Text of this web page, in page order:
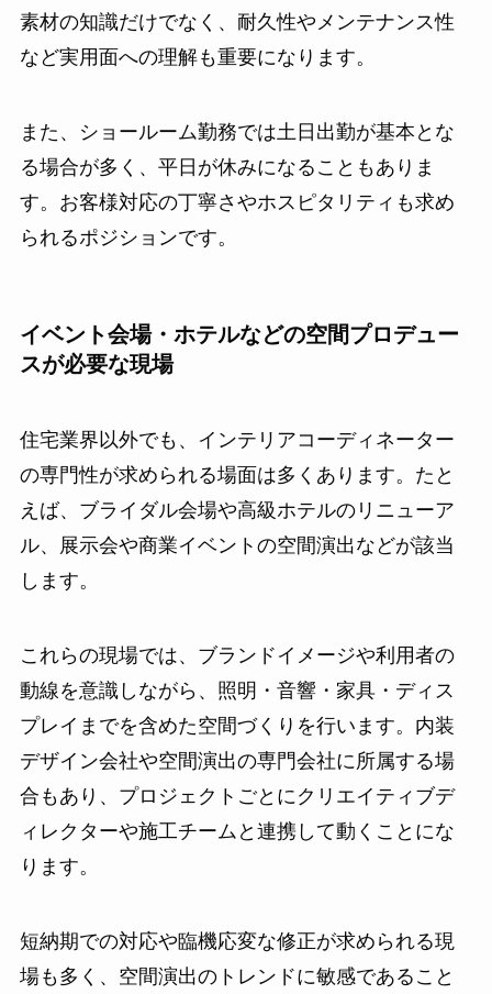
素材の知識だけでなく、耐久性やメンテナンス性
など実用面への理解も重要になります。
また、ショールーム勤務では土日出勤が基本とな
る場合が多く、平日が休みになることもありま
す。お客様対応の丁寧さやホスピタリティも求め
られるポジションです。
イベント会場・ホテルなどの空間プロデュー
スが必要な現場
住宅業界以外でも、インテリアコーディネーター
の専門性が求められる場面は多くあります。たと
えば、ブライダル会場や高級ホテルのリニューア
ル、展示会や商業イベントの空間演出などが該当
します。
これらの現場では、ブランドイメージや利用者の
動線を意識しながら、照明・音響・家具・ディス
プレイまでを含めた空間づくりを行います。内装
デザイン会社や空間演出の専門会社に所属する場
合もあり、プロジェクトごとにクリエイティブデ
ィレクターや施工チームと連携して動くことにな
ります。
短納期での対応や臨機応変な修正が求められる現
場も多く、空間演出のトレンドに敏感であること